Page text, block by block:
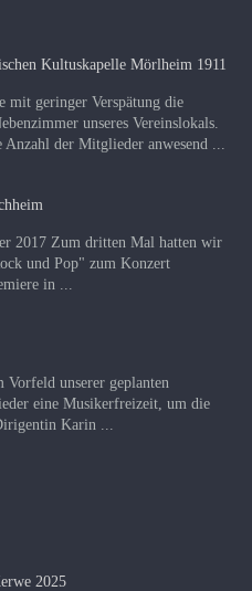
Kultuskapelle Mörlheim 1911
mit geringer Verspätung die
unseres Vereinslokals.
der Mitglieder anwesend ...
2017 Zum dritten Mal hatten wir
und Pop" zum Konzert
in ...
unserer geplanten
eine Musikerfreizeit, um die
Karin ...
2025